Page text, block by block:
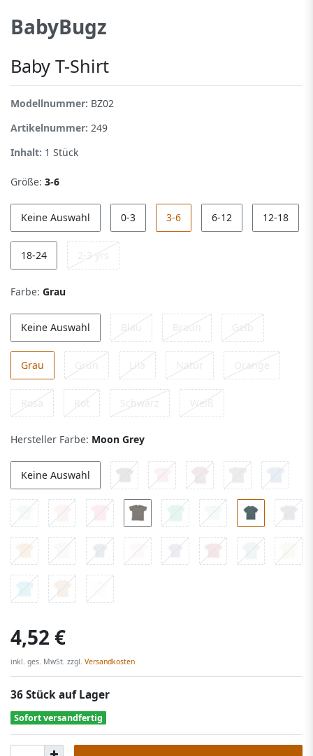
BabyBugz
Baby T-Shirt
Modellnummer: BZ02
Artikelnummer: 249
Inhalt: 1 Stück
Größe: 3-6
Keine Auswahl 0-3 3-6 6-12 12-18
18-24 2-3 yrs
Farbe: Grau
Keine Auswahl Blau Braun Gelb
Grau Grün Lila Natur Orange
Rosa Rot Schwarz Weiß
Hersteller Farbe: Moon Grey
Keine Auswahl
4,52 €
inkl. ges. MwSt. zzgl. Versandkosten
36 Stück auf Lager
Sofort versandfertig